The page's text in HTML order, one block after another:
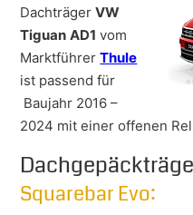
DachträgerVW
Tiguan AD1 vom
MarktführerThule
ist passend für
Baujahr 2016 –
2024 mit einer offenen
Squarebar Evo: